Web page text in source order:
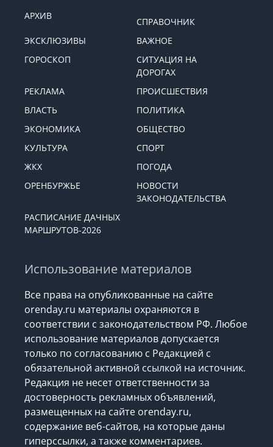
АРХИВ
СПРАВОЧНИК
ЭКСКЛЮЗИВЫ
ВАЖНОЕ
ГОРОСКОП
СИТУАЦИЯ НА
ДОРОГАХ
РЕКЛАМА
ПРОИСШЕСТВИЯ
ВЛАСТЬ
ПОЛИТИКА
ЭКОНОМИКА
ОБЩЕСТВО
КУЛЬТУРА
СПОРТ
ЖКХ
ПОГОДА
ОРЕНБУРЖЬЕ
НОВОСТИ
ЗАКОНОДАТЕЛЬСТВА
РАСПИСАНИЕ ДАЧНЫХ
МАРШРУТОВ-2026
Использование материалов
Все права на опубликованные на сайте
orenday.ru материалы охраняются в
соответствии с законодательством РФ. Любое
использование материалов допускается
только по согласованию с Редакцией с
обязательной активной ссылкой на источник.
Редакция не несет ответственности за
достоверность рекламных объявлений,
размещенных на сайте orenday.ru,
содержание веб-сайтов, на которые даны
гиперссылки, а также комментариев.